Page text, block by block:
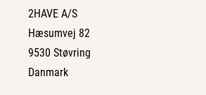
2HAVE A/S
Hæsumvej 82
9530 Støvring
Danmark